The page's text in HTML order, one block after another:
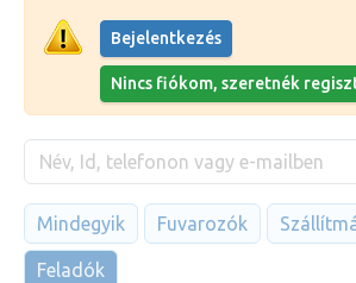
Bejelentkezés
Nincs fiókom, szeretnék
Mindegyik Fuvarozók
Feladók